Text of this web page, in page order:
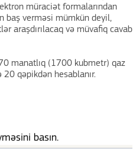
müraciət formalarından
baş verməsi mümkün deyil,
araşdırılacaq və müvafiq cavab
manatlıq (1700 kubmetr) qaz
qəpikdən hesablanır.
basın.